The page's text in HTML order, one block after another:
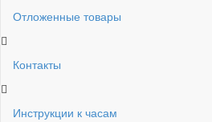
Отложенные товары
Контакты
Инструкции к часам